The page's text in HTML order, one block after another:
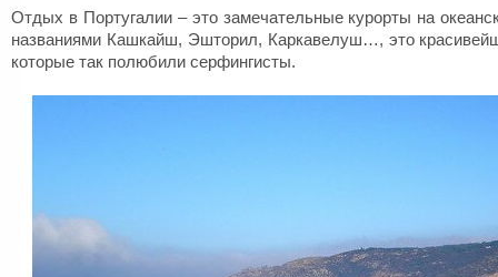
Отдых в Португалии – это замечательные курорты на
названиями Кашкайш, Эшторил, Каркавелуш…, это
которые так полюбили серфингисты.